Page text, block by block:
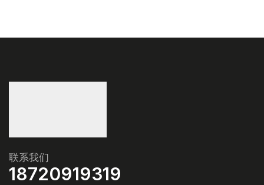
联系我们
18720919319